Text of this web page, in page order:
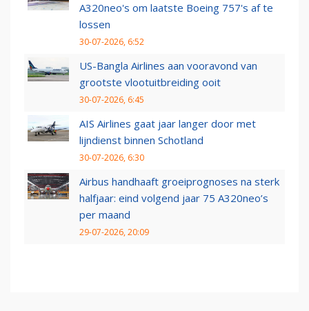
A320neo's om laatste Boeing 757's af te
lossen
30-07-2026, 6:52
US-Bangla Airlines aan vooravond van
grootste vlootuitbreiding ooit
30-07-2026, 6:45
AIS Airlines gaat jaar langer door met
lijndienst binnen Schotland
30-07-2026, 6:30
Airbus handhaaft groeiprognoses na sterk
halfjaar: eind volgend jaar 75 A320neo’s
per maand
29-07-2026, 20:09